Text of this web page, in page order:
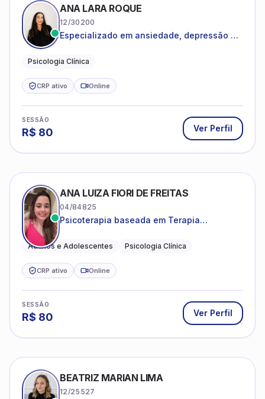
ANA LARA ROQUE
12/30200
Especializado em ansiedade, depressão e
Psicologia Clínica
CRP ativo Online
SESSÃO
R$ 80 Ver Perfil
ANA LUIZA FIORI DE FREITAS
04/84825
Psicoterapia baseada em Terapia
Adultos e Adolescentes Psicologia Clínica
CRP ativo Online
SESSÃO
R$ 80 Ver Perfil
BEATRIZ MARIAN LIMA
12/25527